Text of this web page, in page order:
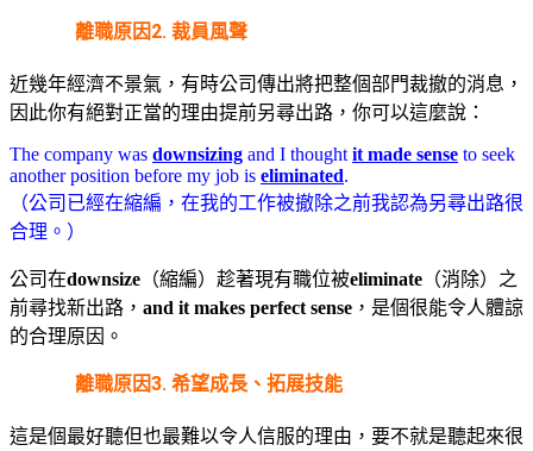
離職原因2. 裁員風聲
近幾年經濟不景氣，有時公司傳出將把整個部門裁撤的消息，
因此你有絕對正當的理由提前另尋出路，你可以這麼說：
The company was downsizing and I thoughtit made sense to seek
another position before my job is eliminated.
（公司已經在縮編，在我的工作被撤除之前我認為另尋出路很
合理。）
公司在downsize （縮編）趁著現有職位被eliminate （消除）之
前尋找新出路， and it makes perfect sense ，是個很能令人體諒
的合理原因。
離職原因3. 希望成長、拓展技能
這是個最好聽但也最難以令人信服的理由，要不就是聽起來很